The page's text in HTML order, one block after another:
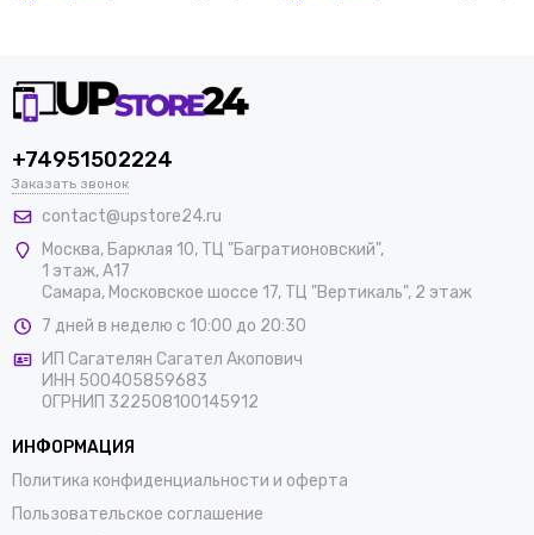
+74951502224
Заказать звонок
contact@upstore24.ru
Москва, Барклая 10, ТЦ "Багратионовский",
1 этаж, А17
Самара, Московское шоссе 17, ТЦ "Вертикаль", 2 этаж
7 дней в неделю с 10:00 до 20:30
ИП Сагателян Сагател Акопович
ИНН 500405859683
ОГРНИП 322508100145912
ИНФОРМАЦИЯ
Политика конфиденциальности и оферта
Пользовательское соглашение